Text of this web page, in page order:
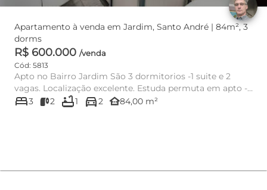
Apartamento à venda em Jardim, Santo André | 84m², 3
dorms
R$ 600.000 /venda
Cód: 5813
Apto no Bairro Jardim São 3 dormitorios -1 suite e 2
vagas. Localização excelente. Estuda permuta em apto -
Torre - com ...
bed3 2 bathtub1 directions_car2 other_houses84,00 m²